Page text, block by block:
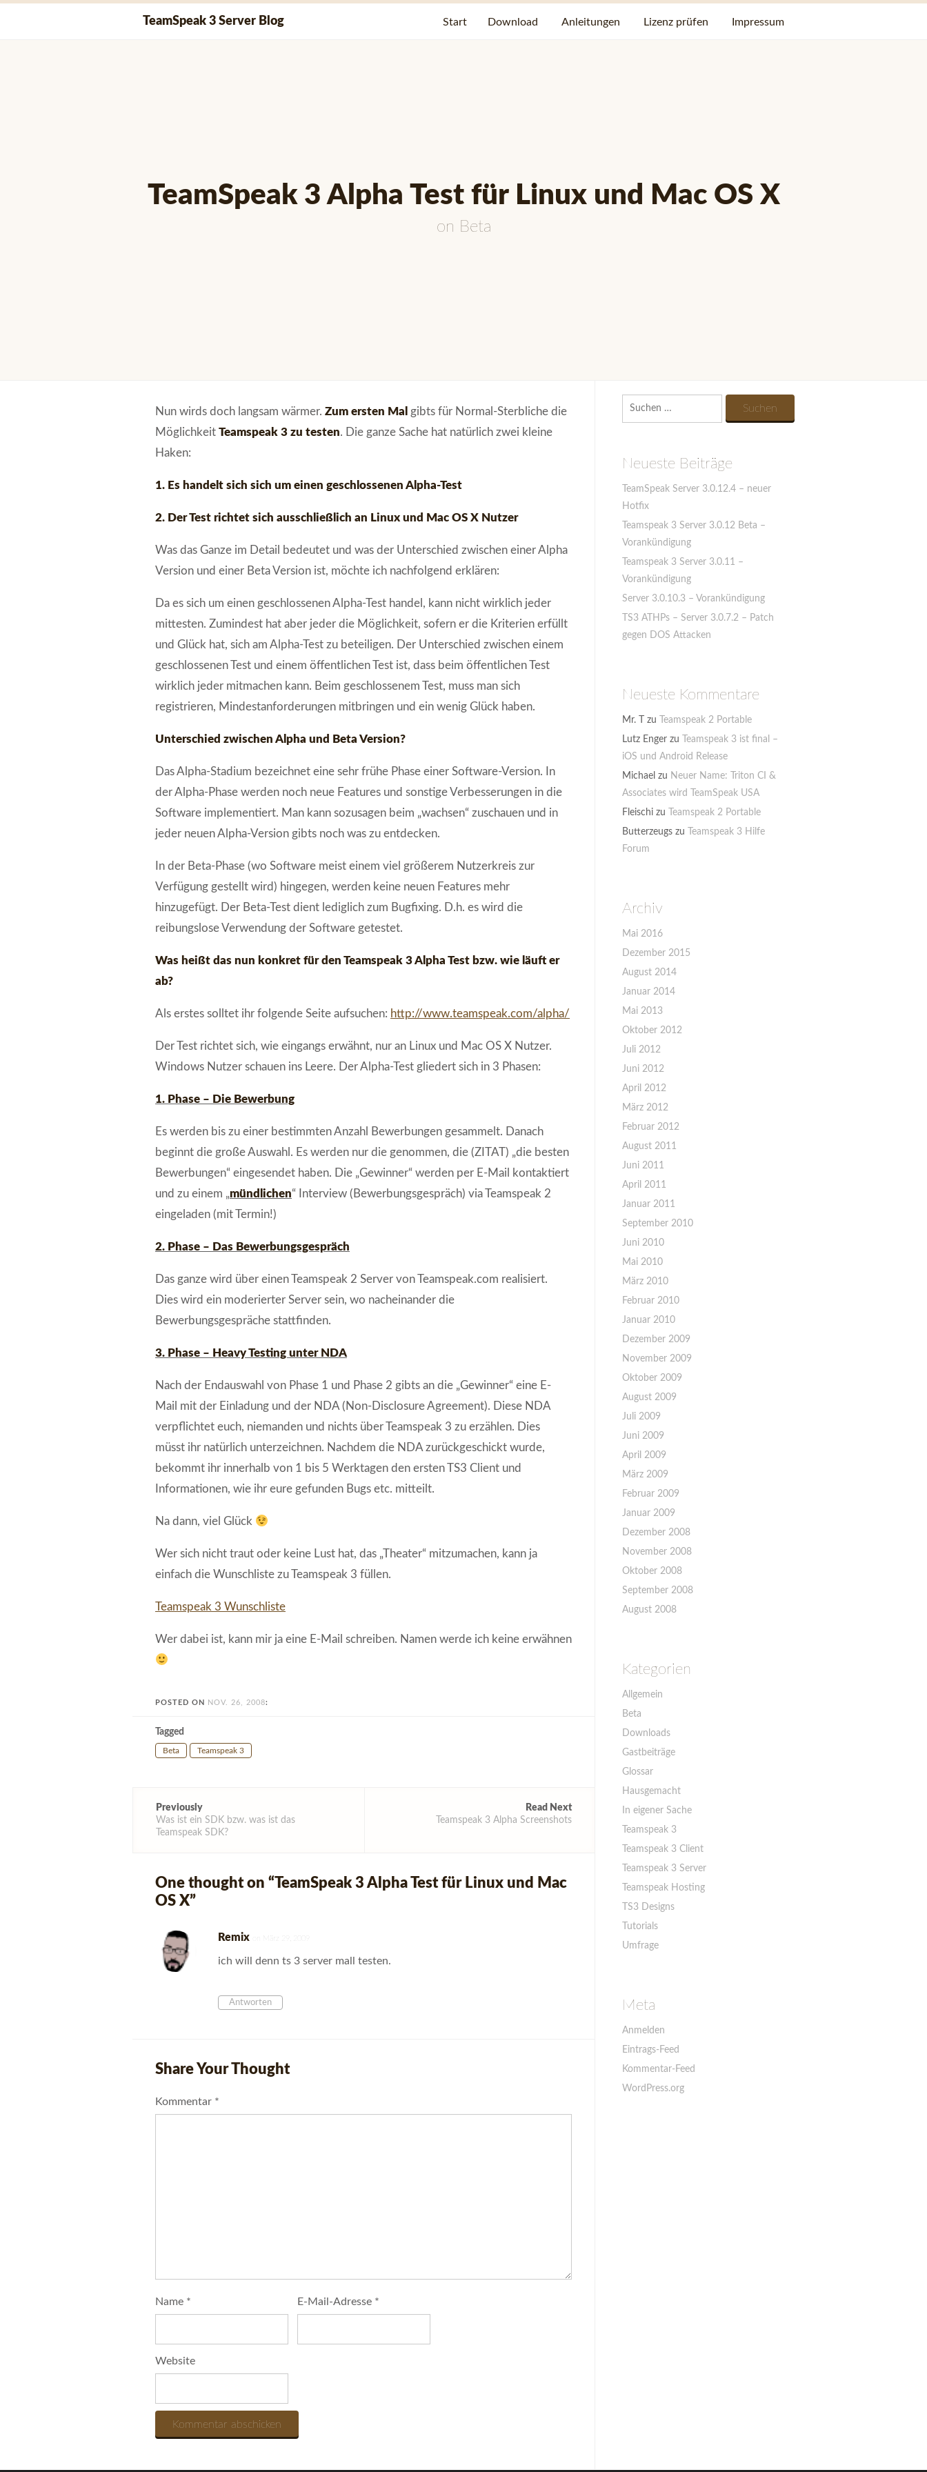
TeamSpeak 3 Server Blog Start Download Anleitungen Lizenz prüfen Impressum
TeamSpeak 3 Alpha Test für Linux und Mac OS X
on Beta
Nun wirds doch langsam wärmer. Zum ersten Mal gibts für Normal-Sterbliche die
Möglichkeit Teamspeak 3 zu testen. Die ganze Sache hat natürlich zwei kleine
Haken:
1. Es handelt sich sich um einen geschlossenen Alpha-Test
2. Der Test richtet sich ausschließlich an Linux und Mac OS X Nutzer
Was das Ganze im Detail bedeutet und was der Unterschied zwischen einer Alpha
Version und einer Beta Version ist, möchte ich nachfolgend erklären:
Da es sich um einen geschlossenen Alpha-Test handel, kann nicht wirklich jeder
mittesten. Zumindest hat aber jeder die Möglichkeit, sofern er die Kriterien erfüllt
und Glück hat, sich am Alpha-Test zu beteiligen. Der Unterschied zwischen einem
geschlossenen Test und einem öffentlichen Test ist, dass beim öffentlichen Test
wirklich jeder mitmachen kann. Beim geschlossenem Test, muss man sich
registrieren, Mindestanforderungen mitbringen und ein wenig Glück haben.
Unterschied zwischen Alpha und Beta Version?
Das Alpha-Stadium bezeichnet eine sehr frühe Phase einer Software-Version. In
der Alpha-Phase werden noch neue Features und sonstige Verbesserungen in die
Software implementiert. Man kann sozusagen beim „wachsen“ zuschauen und in
jeder neuen Alpha-Version gibts noch was zu entdecken.
In der Beta-Phase (wo Software meist einem viel größerem Nutzerkreis zur
Verfügung gestellt wird) hingegen, werden keine neuen Features mehr
hinzugefügt. Der Beta-Test dient lediglich zum Bugfixing. D.h. es wird die
reibungslose Verwendung der Software getestet.
Was heißt das nun konkret für den Teamspeak 3 Alpha Test bzw. wie läuft er
ab?
Als erstes solltet ihr folgende Seite aufsuchen: http://www.teamspeak.com/alpha/
Der Test richtet sich, wie eingangs erwähnt, nur an Linux und Mac OS X Nutzer.
Windows Nutzer schauen ins Leere. Der Alpha-Test gliedert sich in 3 Phasen:
1. Phase – Die Bewerbung
Es werden bis zu einer bestimmten Anzahl Bewerbungen gesammelt. Danach
beginnt die große Auswahl. Es werden nur die genommen, die (ZITAT) „die besten
Bewerbungen“ eingesendet haben. Die „Gewinner“ werden per E-Mail kontaktiert
und zu einem „mündlichen“ Interview (Bewerbungsgespräch) via Teamspeak 2
eingeladen (mit Termin!)
2. Phase – Das Bewerbungsgespräch
Das ganze wird über einen Teamspeak 2 Server von Teamspeak.com realisiert.
Dies wird ein moderierter Server sein, wo nacheinander die
Bewerbungsgespräche stattfinden.
3. Phase – Heavy Testing unter NDA
Nach der Endauswahl von Phase 1 und Phase 2 gibts an die „Gewinner“ eine E-
Mail mit der Einladung und der NDA (Non-Disclosure Agreement). Diese NDA
verpflichtet euch, niemanden und nichts über Teamspeak 3 zu erzählen. Dies
müsst ihr natürlich unterzeichnen. Nachdem die NDA zurückgeschickt wurde,
bekommt ihr innerhalb von 1 bis 5 Werktagen den ersten TS3 Client und
Informationen, wie ihr eure gefunden Bugs etc. mitteilt.
Na dann, viel Glück
Wer sich nicht traut oder keine Lust hat, das „Theater“ mitzumachen, kann ja
einfach die Wunschliste zu Teamspeak 3 füllen.
Teamspeak 3 Wunschliste
Wer dabei ist, kann mir ja eine E-Mail schreiben. Namen werde ich keine erwähnen
POSTED ON NOV. 26, 2008:
Tagged
Beta Teamspeak 3
navigation
Previously
Was ist ein SDK bzw. was ist das
Teamspeak SDK?
Read Next
Teamspeak 3 Alpha Screenshots
One thought on “TeamSpeak 3 Alpha Test für Linux und Mac
OS X”
Remix on März 29, 2009
ich will denn ts 3 server mall testen.
Antworten
Share Your Thought
Kommentar *
Name * E-Mail-Adresse *
Website
Suchen
Neueste Beiträge
TeamSpeak Server 3.0.12.4 – neuer
Hotfix
Teamspeak 3 Server 3.0.12 Beta –
Vorankündigung
Teamspeak 3 Server 3.0.11 –
Vorankündigung
Server 3.0.10.3 – Vorankündigung
TS3 ATHPs – Server 3.0.7.2 – Patch
gegen DOS Attacken
Neueste Kommentare
Mr. T zu
Teamspeak 2 Portable
Lutz Enger zu
Teamspeak 3 ist final –
iOS und Android Release
Michael zu Neuer Name: Triton CI &
Associates wird TeamSpeak USA
Fleischi zu
Teamspeak 2 Portable
Butterzeugs zu
Teamspeak 3 Hilfe
Forum
Archiv
Mai 2016
Dezember 2015
August 2014
Januar 2014
Mai 2013
Oktober 2012
Juli 2012
Juni 2012
April 2012
März 2012
Februar 2012
August 2011
Juni 2011
April 2011
Januar 2011
September 2010
Juni 2010
Mai 2010
März 2010
Februar 2010
Januar 2010
Dezember 2009
November 2009
Oktober 2009
August 2009
Juli 2009
Juni 2009
April 2009
März 2009
Februar 2009
Januar 2009
Dezember 2008
November 2008
Oktober 2008
September 2008
August 2008
Kategorien
Allgemein
Beta
Downloads
Gastbeiträge
Glossar
Hausgemacht
In eigener Sache
Teamspeak 3
Teamspeak 3 Client
Teamspeak 3 Server
Teamspeak Hosting
TS3 Designs
Tutorials
Umfrage
Meta
Anmelden
Eintrags-Feed
Kommentar-Feed
WordPress.org